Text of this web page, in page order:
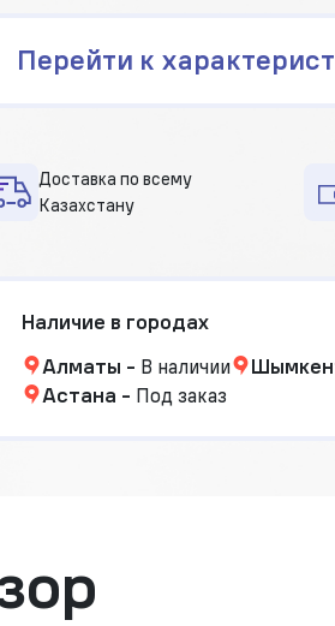
Перейти к
Доставка по всему
Казахстану
Наличие в городах
Алматы - В наличии
Астана - Под заказ